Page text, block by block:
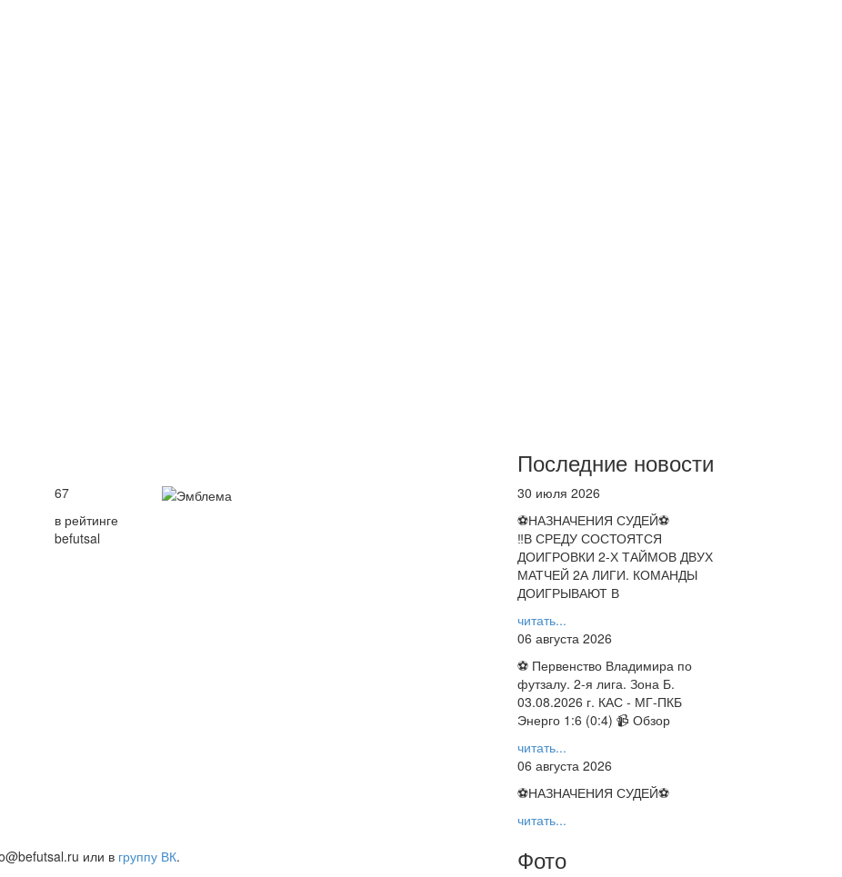
67
в рейтинге
befutsal
или в группу ВК.
Последние новости
30 июля 2026
⚽НАЗНАЧЕНИЯ СУДЕЙ⚽
‼В СРЕДУ СОСТОЯТСЯ
ДОИГРОВКИ 2-Х ТАЙМОВ ДВУХ
МАТЧЕЙ 2А ЛИГИ. КОМАНДЫ
ДОИГРЫВАЮТ В
читать...
06 августа 2026
⚽ Первенство Владимира по
футзалу. 2-я лига. Зона Б.
03.08.2026 г. КАС - МГ-ПКБ
Энерго 1:6 (0:4) 📹 Обзор
читать...
06 августа 2026
⚽НАЗНАЧЕНИЯ СУДЕЙ⚽
читать...
Фото